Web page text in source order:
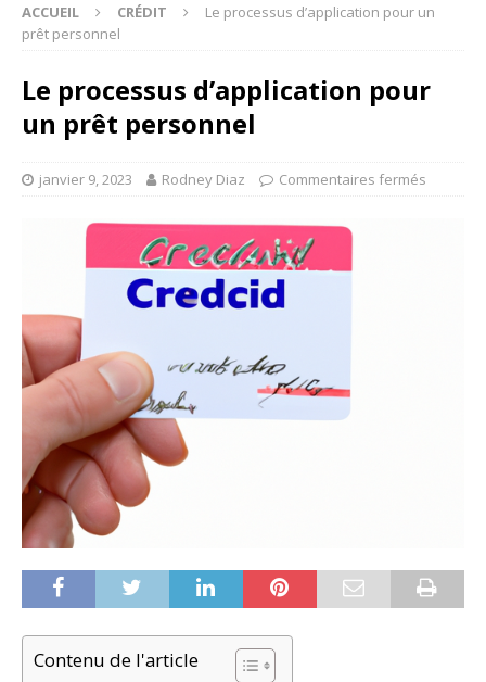
ACCUEIL CRÉDIT
Le processus d’application pour un
prêt personnel
Le processus d’application pour
un prêt personnel
janvier 9, 2023 Rodney Diaz Commentaires fermés
Contenu de l'article